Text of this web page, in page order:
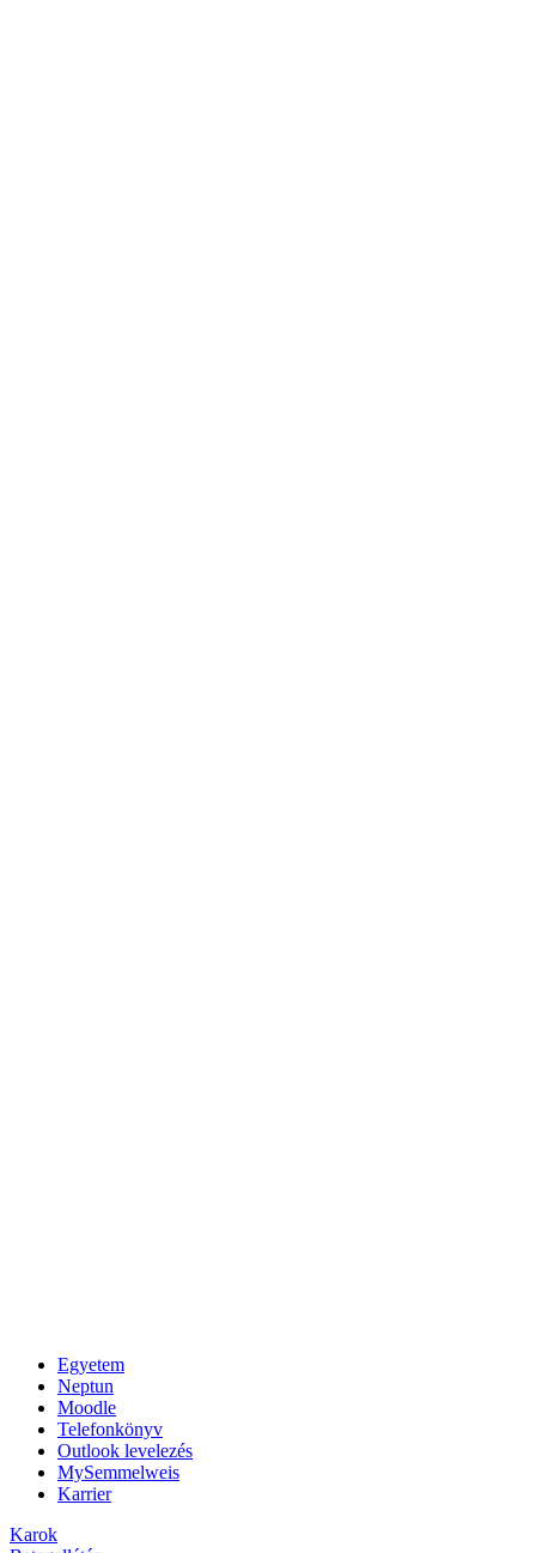
Egyetem
Neptun
Moodle
Telefonkönyv
Outlook levelezés
MySemmelweis
Karrier
Karok